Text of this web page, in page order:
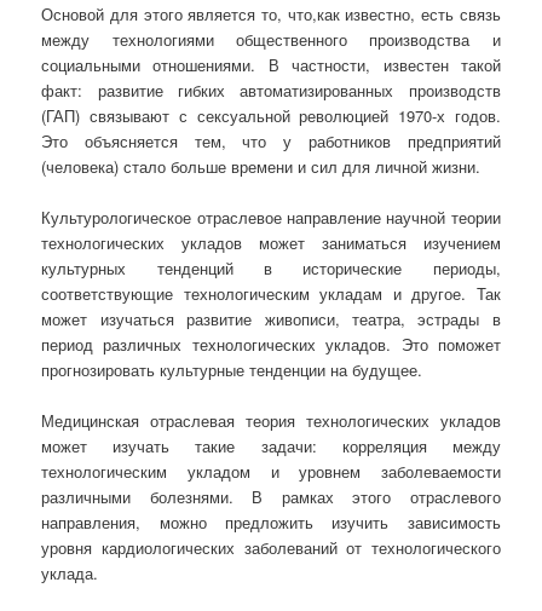
Основой для этого является то, что,как известно, есть связь
между технологиями общественного производства и
социальными отношениями. В частности, известен такой
факт: развитие гибких автоматизированных производств
(ГАП) связывают с сексуальной революцией 1970-х годов.
Это объясняется тем, что у работников предприятий
(человека) стало больше времени и сил для личной жизни.
Культурологическое отраслевое направление научной теории
технологических укладов может заниматься изучением
культурных тенденций в исторические периоды,
соответствующие технологическим укладам и другое. Так
может изучаться развитие живописи, театра, эстрады в
период различных технологических укладов. Это поможет
прогнозировать культурные тенденции на будущее.
Медицинская отраслевая теория технологических укладов
может изучать такие задачи: корреляция между
технологическим укладом и уровнем заболеваемости
различными болезнями. В рамках этого отраслевого
направления, можно предложить изучить зависимость
уровня кардиологических заболеваний от технологического
уклада.